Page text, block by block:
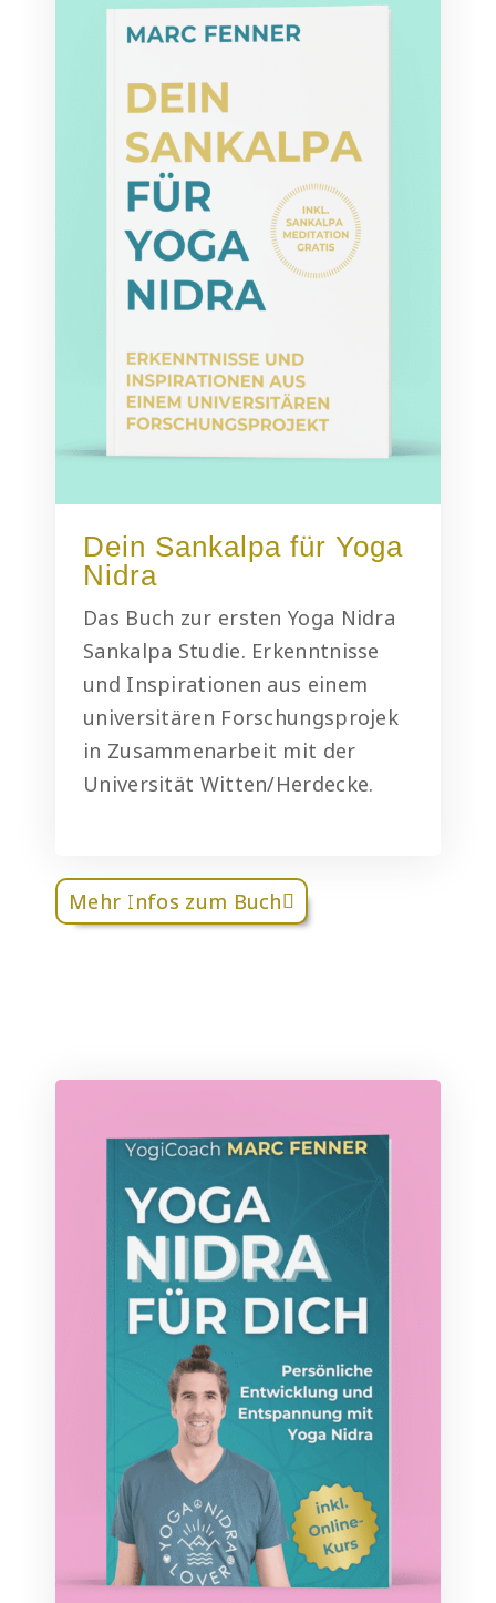
Dein Sankalpa für Yoga
Nidra
Das Buch zur ersten Yoga Nidra
Sankalpa Studie. Erkenntnisse
und Inspirationen aus einem
universitären Forschungsprojek
in Zusammenarbeit mit der
Universität Witten/Herdecke.
Mehr Infos zum Buch